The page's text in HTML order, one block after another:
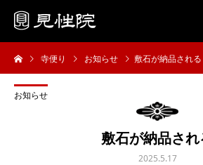
寺便り お知らせ 敷石が納品される
お知らせ
敷石が納品され
2025.5.17